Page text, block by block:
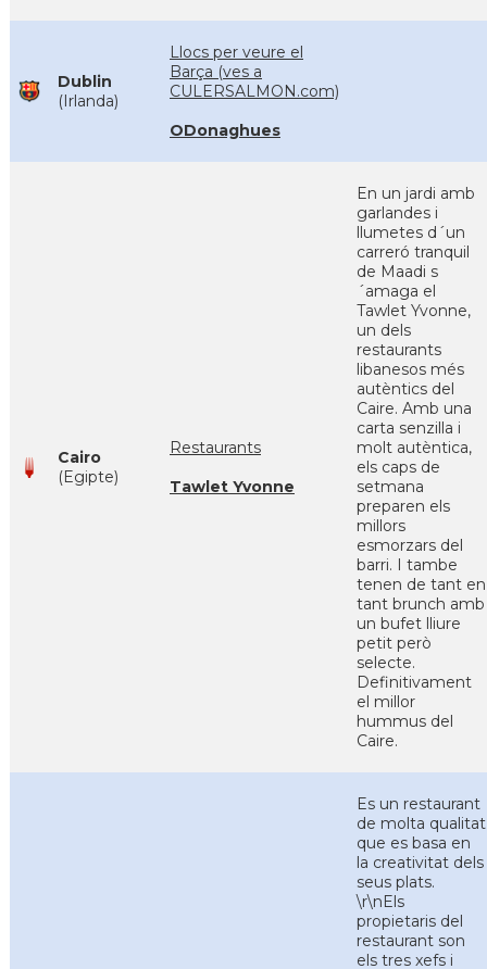
Dublin
(Irlanda)
Llocs per veure el
Barça (ves a
CULERSALMON.com)
ODonaghues
Cairo
(Egipte)
Restaurants
Tawlet Yvonne
En un jardi amb
garlandes i
llumetes d´un
carreró tranquil
de Maadi s
´amaga el
Tawlet Yvonne,
un dels
restaurants
libanesos més
autèntics del
Caire. Amb una
carta senzilla i
molt autèntica,
els caps de
setmana
preparen els
millors
esmorzars del
barri. I tambe
tenen de tant en
tant brunch amb
un bufet lliure
petit però
selecte.
Definitivament
el millor
hummus del
Caire.
Es un restaurant
de molta qualitat
que es basa en
la creativitat dels
seus plats.
\r\nEls
propietaris del
restaurant son
els tres xefs i